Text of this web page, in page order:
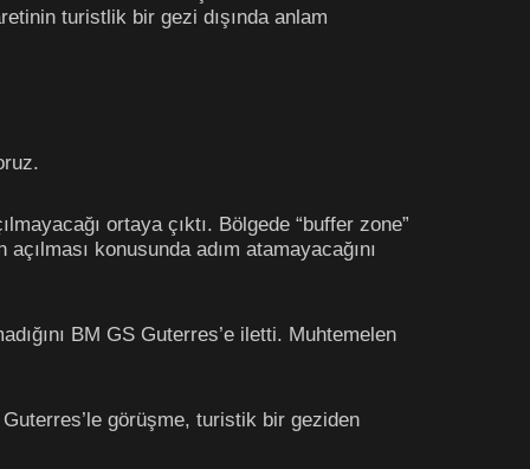
turistlik bir gezi dışında anlam
ortaya çıktı. Bölgede “buffer zone”
konusunda adım atamayacağını
BM GS Guterres’e iletti. Muhtemelen
görüşme, turistik bir geziden